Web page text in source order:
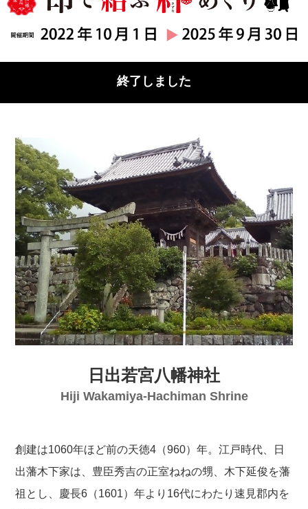
終了しました
日出若宮八幡神社
Hiji Wakamiya-Hachiman Shrine
創建は1060年ほど前の天徳4（960）年。江戸時代、日
出藩木下家は、豊臣秀吉の正室ねねの甥、木下延俊を藩
祖とし、慶長6（1601）年より16代にわたり速見郡内を